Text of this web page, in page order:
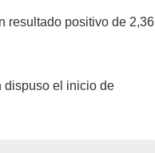
resultado positivo de 2,36
dispuso el inicio de